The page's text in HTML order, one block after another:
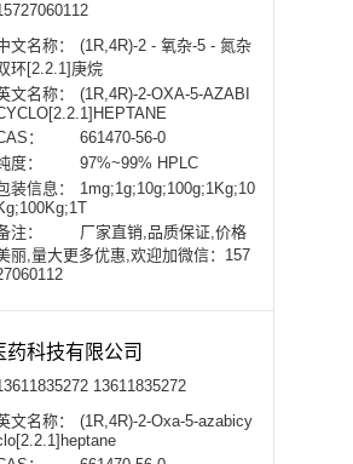
文名称：
(1R,4R)-2 - 氧杂-5 - 氮杂
环[2.2.1]庚烷
文名称：
(1R,4R)-2-OXA-5-AZABI
：
661470-56-0
度：
97%~99% HPLC
装信息：
1mg;1g;10g;100g;1Kg;10
注：
厂家直销,品质保证,价格
丽,量大更多优惠,欢迎加微信：157
药科技有限公司
13611835272
文名称：
(1R,4R)-2-Oxa-5-azabicy